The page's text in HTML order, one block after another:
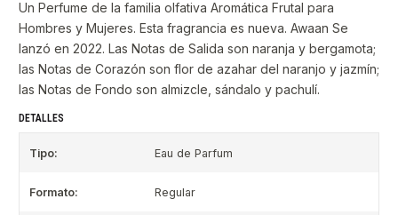
Un Perfume de la familia olfativa Aromática Frutal para
Hombres y Mujeres. Esta fragrancia es nueva. Awaan Se
lanzó en 2022. Las Notas de Salida son naranja y bergamota;
las Notas de Corazón son flor de azahar del naranjo y jazmín;
las Notas de Fondo son almizcle, sándalo y pachulí.
DETALLES
Tipo: Eau de Parfum
Formato: Regular